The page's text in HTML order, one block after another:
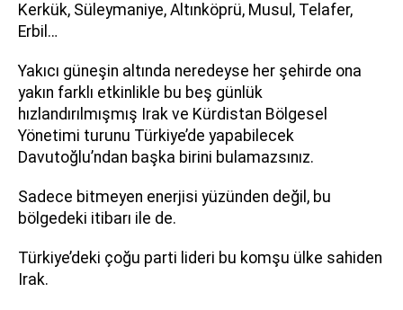
Kerkük, Süleymaniye, Altınköprü, Musul, Telafer,
Erbil…
Yakıcı güneşin altında neredeyse her şehirde ona
yakın farklı etkinlikle bu beş günlük
hızlandırılmışmış Irak ve Kürdistan Bölgesel
Yönetimi turunu Türkiye’de yapabilecek
Davutoğlu’ndan başka birini bulamazsınız.
Sadece bitmeyen enerjisi yüzünden değil, bu
bölgedeki itibarı ile de.
Türkiye’deki çoğu parti lideri bu komşu ülke sahiden
Irak.